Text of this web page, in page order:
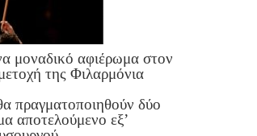
μοναδικό αφιέρωμα στον
της Φιλαρμόνια
πραγματοποιηθούν δύο
αποτελούμενο εξ’